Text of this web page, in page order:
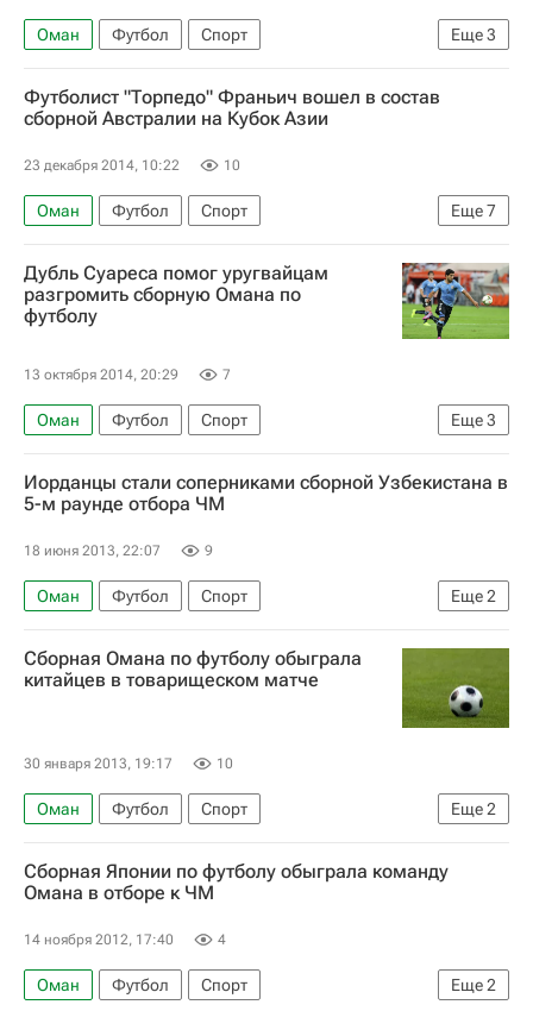
Еще3
Оман Футбол
Спорт
Кубок Азии по футболу
Кувейт
Южная Корея
Футболист "Торпедо" Франьич вошел в состав
сборной Австралии на Кубок Азии
23 декабря 2014, 10:22 10
Еще7
Оман Футбол
Спорт
Ангелос Постекоглу
Чемпионат мира по футболу 2018
Кубок Азии по футболу
Дубль Суареса помог уругвайцам
разгромить сборную Омана по
футболу
13 октября 2014, 20:29 7
Еще3
Оман Футбол
Спорт
товарищеские матчи
Уругвай Луис Суарес
Иорданцы стали соперниками сборной Узбекистана в
5-м раунде отбора ЧМ
18 июня 2013, 22:07 9
Еще2
Оман Футбол
Спорт
Чемпионат мира 2022 (отборочный турнир, Азия)
Иордания
Сборная Омана по футболу обыграла
китайцев в товарищеском матче
30 января 2013, 19:17 10
Еще2
Оман Футбол
Спорт
товарищеские матчи
Китай
Сборная Японии по футболу обыграла команду
Омана в отборе к ЧМ
14 ноября 2012, 17:40 4
Еще2
Оман Футбол
Спорт